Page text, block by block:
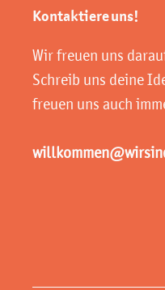
Kontaktiere uns!
Wir freuen uns
Schreib uns deine
freuen uns auch